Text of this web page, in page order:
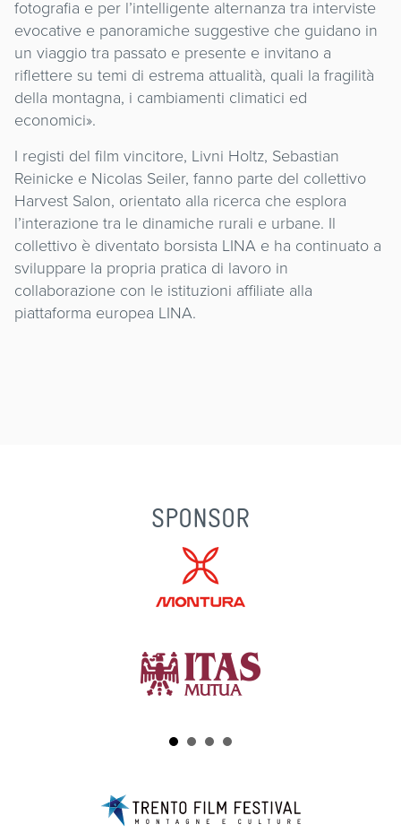
fotografia e per l’intelligente alternanza tra interviste
evocative e panoramiche suggestive che guidano in
un viaggio tra passato e presente e invitano a
riflettere su temi di estrema attualità, quali la fragilità
della montagna, i cambiamenti climatici ed
economici».
I registi del film vincitore, Livni Holtz, Sebastian
Reinicke e Nicolas Seiler, fanno parte del collettivo
Harvest Salon, orientato alla ricerca che esplora
l’interazione tra le dinamiche rurali e urbane. Il
collettivo è diventato borsista LINA e ha continuato a
sviluppare la propria pratica di lavoro in
collaborazione con le istituzioni affiliate alla
piattaforma europea LINA.
SPONSOR